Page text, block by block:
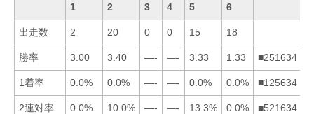
1 2 3 4 5 6
出走数 2 20 0 0 15 18
勝率 3.00 3.40 —- —- 3.33 1.33 ■251634
1着率 0.0% 0.0% —- —- 0.0% 0.0% ■125634
2連対率 0.0% 10.0% —- —- 13.3% 0.0% ■521634